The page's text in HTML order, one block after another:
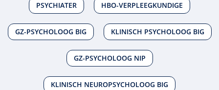
PSYCHIATER HBO-VERPLEEGKUNDIGE
GZ-PSYCHOLOOG BIG KLINISCH PSYCHOLOOG BIG
GZ-PSYCHOLOOG NIP
KLINISCH NEUROPSYCHOLOOG BIG